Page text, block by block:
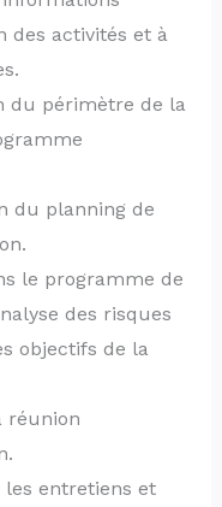
des activités et à
du périmètre de la
du planning de
le programme de
des risques
objectifs de la
réunion
les entretiens et